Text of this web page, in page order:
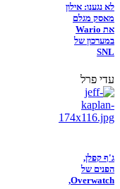
לא נגענו: אילון
מאסק מגלם
את Wario
במערכון של
SNL
עדי פרל
ג'ף קפלן,
הפנים של
Overwatch,